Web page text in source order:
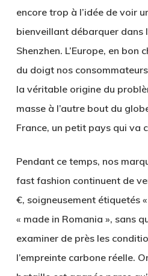
encore trop à l’idée de voir
bienveillant débarquer dans
Shenzhen. L’Europe, en bon
du doigt nos
la véritable origine du
masse à l’autre bout du
France, un petit pays qui va
Pendant ce temps, nos
fast fashion continuent de
€, soigneusement étiquetés
« made in Romania », sans
examiner de près les
l’empreinte carbone réelle.